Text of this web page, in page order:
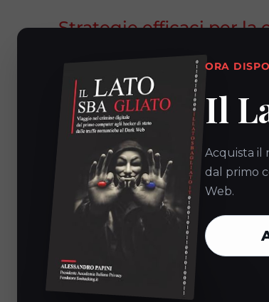
ORA
Il
Acquista il
dal primo
Web.
Strategie efficaci per la
Per garantire una cancellazione dati
strutturate. Ecco alcuni passi chiave:
identificazione dei dati: mappa
ha accesso;
definizione delle policy: stabilisci
allineate con i requisiti del GDPR;
implementazione di tecnologie
l’eliminazione sicura e irreversibile dei
formazione del personale: istruisci i
monitoraggio continuo: verifica
alle esigenze aziendali e alle modifiche